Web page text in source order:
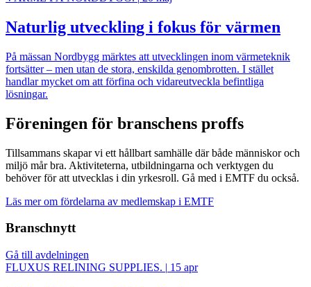
Naturlig utveckling i fokus för värmen
På mässan Nordbygg märktes att utvecklingen inom värmeteknik
fortsätter – men utan de stora, enskilda genombrotten. I stället
handlar mycket om att förfina och vidareutveckla befintliga
lösningar.
Föreningen för branschens proffs
Tillsammans skapar vi ett hållbart samhälle där både människor och
miljö mår bra. Aktiviteterna, utbildningarna och verktygen du
behöver för att utvecklas i din yrkesroll. Gå med i EMTF du också.
Läs mer om fördelarna av medlemskap i EMTF
Branschnytt
Gå till avdelningen
FLUXUS RELINING SUPPLIES. | 15 apr